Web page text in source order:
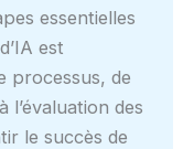
essentielles
est
processus, de
l’évaluation des
le succès de